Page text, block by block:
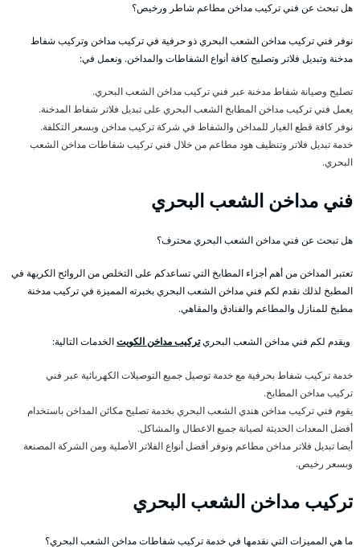
هل تبحث عن فني تركيب مداخن مطاعم شاطر ورخيص؟
نوفر فني تركيب مداخن الشعب البحري ذو حرفية في تركيب مداخن وتركيب شفاط
مدخنة وتبديل فلاتر وتصليح كافة أنواع الشفاطات والمداخن. ونعمل في:
تصليح وصيانة شفاط مدخنة عبر فني تركيب مداخن الشعب البحري.
يعمل فني تركيب مداخن المطابخ الشعب البحري على تبديل فلاتر شفاط المدخنة.
نوفر كافة قطع الغيار للمداخن والشفاط في شركة تركيب مداخن وبسعر التكلفة.
خدمة تبديل فلاتر وتنظيف هود مطاعم من خلال فني تركيب شفاطات مداخن الشعب
البحري.
فني مداخن الشعب البحري
هل تبحث عن فني مداخن الشعب البحري محترف؟
تعتبر المداخن من أهم أجزاء المطابخ التي تساعدكم على التخلص من الروائح الكريهة في
المطبخ لذلك نقدم لكم فني مداخن الشعب البحري بخبرته المميزة في تركيب مدخنة
مطبخ للمنازل والمطاعم والفنادق والمقاهي.
ويقدم لكم فني مداخن الشعب البحريتركيب مداخن الكويتالخدمات التالية:
خدمة تركيب شفاط بحرفية مع خدمة توصيل جميع التوصيلات الكهربائية عبر فني
تركيب مداخن المطابخ.
يقوم فني تركيب مداخن هندي الشعب البحري بخدمة تصليح مكائن المداخن باستخدام
أفضل المعدات الحديثة لصيانة جميع الاعطال والمشاكل.
أيضا تبديل فلاتر مداخن مطاعم ونوفر أفضل أنواع الفلاتر الأصلية ومن الشركة المصنعة
وبسعر رخيص.
تركيب مداخن الشعب البحري
ما هي المميزات التي نقدمها في خدمة تركيب شفاطات مداخن الشعب البحري؟